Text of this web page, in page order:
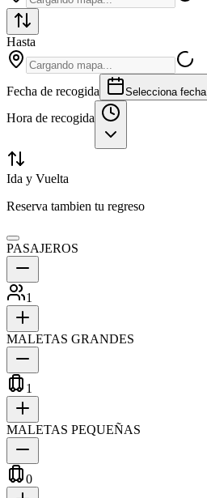
Hasta
Fecha de recogida Selecciona fecha
Hora de recogida
Ida y Vuelta
Reserva tambien tu regreso
PASAJEROS
1
MALETAS GRANDES
1
MALETAS PEQUEÑAS
0